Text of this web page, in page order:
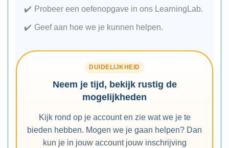
Probeer een oefenopgave in ons LearningLab.
Geef aan hoe we je kunnen helpen.
DUIDELIJKHEID
Neem je tijd, bekijk rustig de
mogelijkheden
Kijk rond op je account en zie wat we je te
bieden hebben. Mogen we je gaan helpen? Dan
kun je in jouw account jouw inschrijving